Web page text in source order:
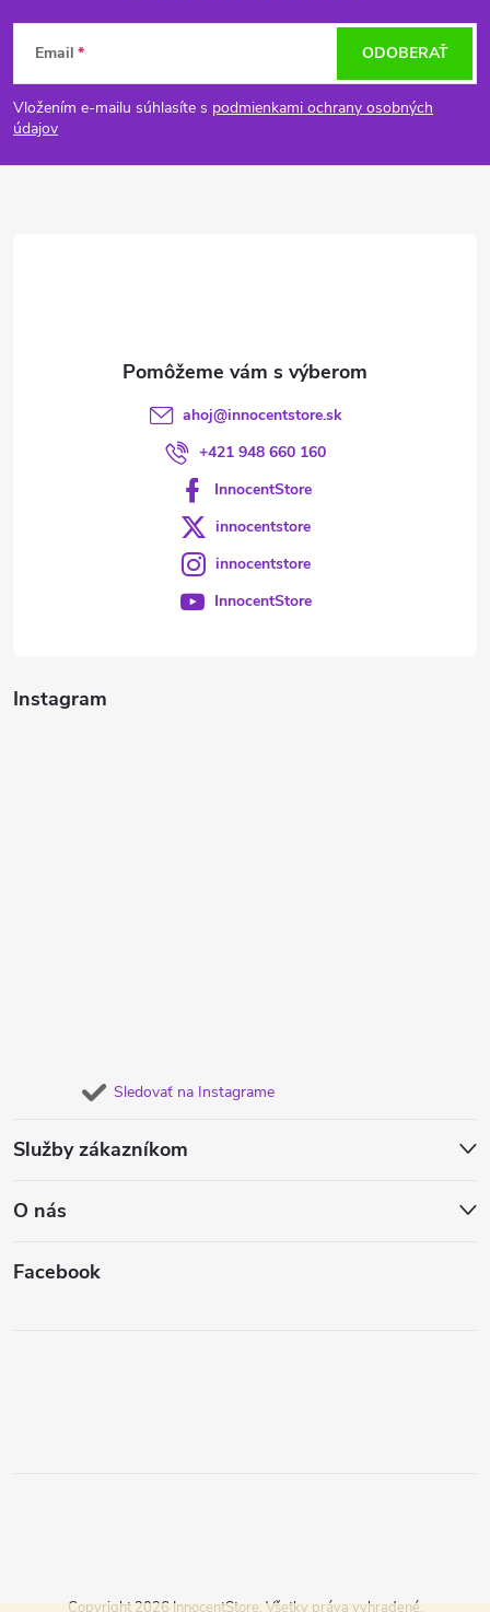
Z
á
p
Email
Vložením e-mailu súhlasíte s podmienkami ochrany osobných
údajov
ODOBERAŤ
Instagram
Sledovať na Instagrame
Služby zákazníkom
O nás
Facebook
ahoj@innocentstore.sk
+421 948 660 160
InnocentStore
innocentstore
innocentstore
InnocentStore